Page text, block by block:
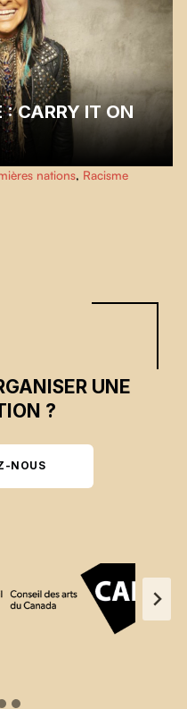
: CARRY IT ON
musicale Buffy Sainte-Marie,
premières nations au
nations, Racisme
UNE
?
NOUS